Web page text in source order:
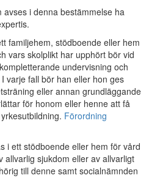
avses i denna bestämmelse ha
familjehem, stödboende eller hem
vars skolplikt har upphört bör vid
undervisning och
varje fall bör han eller hon ges
eller annan grundläggande
för honom eller henne att få
Förordning
i ett stödboende eller hem för vård
allvarlig sjukdom eller av allvarligt
till denne samt socialnämnden